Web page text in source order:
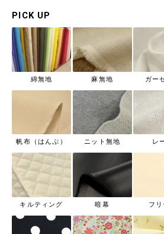
PICK UP
綿無地 麻無地 ガー
帆布（はんぷ） ニット無地 レ
キルティング 暗幕 フリ